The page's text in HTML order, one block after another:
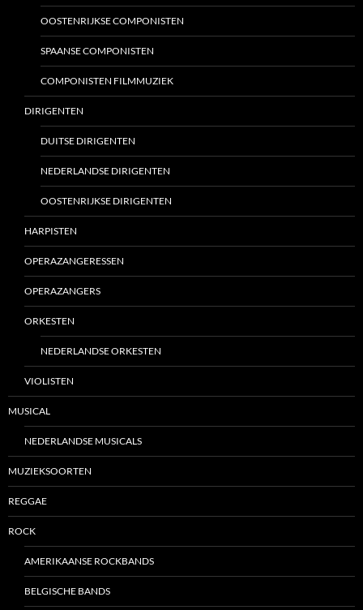
OOSTENRIJKSE COMPONISTEN
SPAANSE COMPONISTEN
COMPONISTEN FILMMUZIEK
DIRIGENTEN
DUITSE DIRIGENTEN
NEDERLANDSE DIRIGENTEN
OOSTENRIJKSE DIRIGENTEN
HARPISTEN
OPERAZANGERESSEN
OPERAZANGERS
ORKESTEN
NEDERLANDSE ORKESTEN
VIOLISTEN
MUSICAL
NEDERLANDSE MUSICALS
MUZIEKSOORTEN
REGGAE
ROCK
AMERIKAANSE ROCKBANDS
BELGISCHE BANDS